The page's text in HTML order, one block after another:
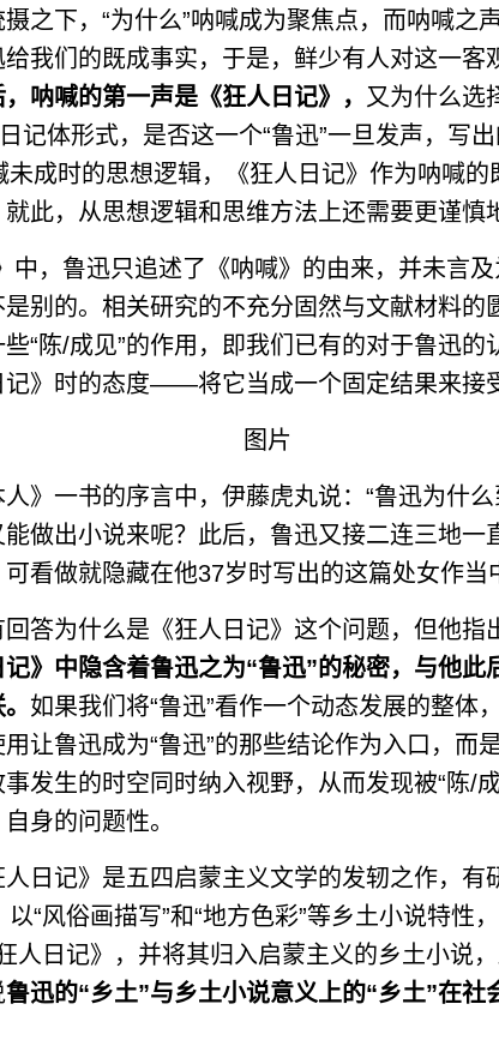
下，“为什么”呐喊成为聚焦点，而呐喊之
我们的既成事实，于是，鲜少有人对这一客观
呐喊的第一声是《狂人日记》， 又为什么选
记体形式，是否这一个“鲁迅”一旦发声，写
未成时的思想逻辑，《狂人日记》作为呐喊的
此，从思想逻辑和思维方法上还需要更谨慎
，鲁迅只追述了《呐喊》的由来，并未言及
是别的。相关研究的不充分固然与文献材料的
“陈/成见”的作用，即我们已有的对于鲁迅的
记》时的态度——将它当成一个固定结果来接
一书的序言中，伊藤虎丸说：“鲁迅为什么
做出小说来呢？此后，鲁迅又接二连三地一
看做就隐藏在他37岁时写出的这篇处女作当
为什么是《狂人日记》这个问题，但他指
记》中隐含着鲁迅之为“鲁迅”的秘密，与他
如果我们将“鲁迅”看作一个动态发展的整体
让鲁迅成为“鲁迅”的那些结论作为入口，而
发生的时空同时纳入视野，从而发现被“陈/
身的问题性。
记》是五四启蒙主义文学的发轫之作，有
“风俗画描写”和“地方色彩”等乡土小说特性
人日记》，并将其归入启蒙主义的乡土小说
鲁迅的“乡土”与乡土小说意义上的“乡土”在社